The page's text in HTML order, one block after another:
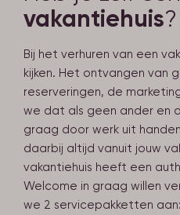
vakantiehuis?
Bij het verhuren van een
kijken. Het ontvangen van
reserveringen, de
we dat als geen ander en
graag door werk uit
daarbij altijd vanuit jouw
vakantiehuis heeft een
Welcome in graag willen
we 2 servicepakketten